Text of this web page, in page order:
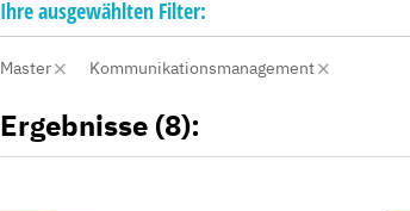
Ihreausgewählten Filter:
Master Kommunikationsmanagement
Ergebnisse (8):